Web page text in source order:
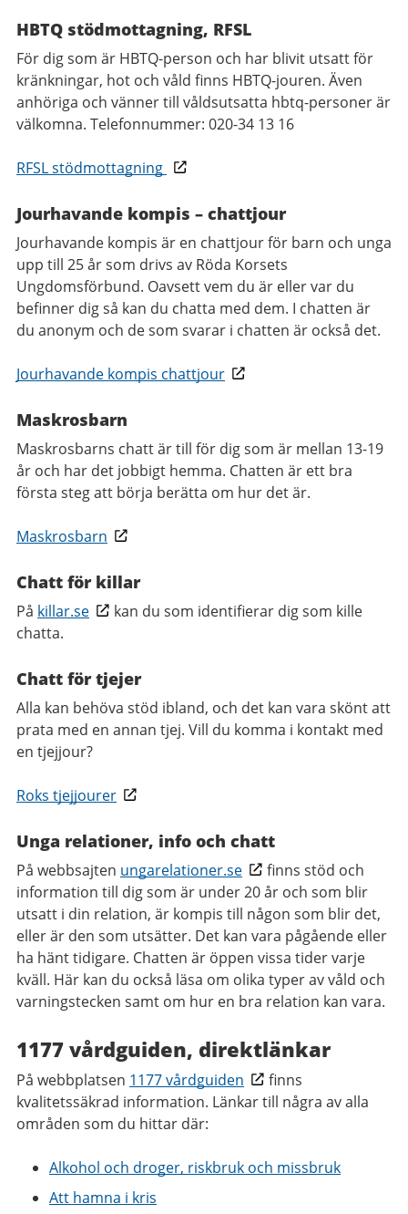
HBTQ stödmottagning, RFSL​
För dig som är HBTQ-person och har blivit utsatt för
kränkningar, hot och våld finns HBTQ-jouren. Även
anhöriga och vänner till våldsutsatta hbtq-personer är
välkomna. Telefonnummer: 020-34 13 16
RFSL stödmottagning
Jourhavande kompis – chattjour​
Jourhavande kompis är en chattjour för barn och unga
upp till 25 år som drivs av Röda Korsets
Ungdomsförbund. Oavsett vem du är eller var du
befinner dig så kan du chatta med dem. I chatten är
du anonym och de som svarar i chatten är också det.
Jourhavande kompis chattjour
Maskrosbarn
Maskrosbarns chatt är till för dig som är mellan 13-19
år och har det jobbigt hemma. Chatten är ett bra
första steg att börja berätta om hur det är.
Maskrosbarn
Chatt för killar
På killar.se
kan du som identifierar dig som kille
chatta.
Chatt för tjejer
Alla kan behöva stöd ibland, och det kan vara skönt att
prata med en annan tjej. Vill du komma i kontakt med
en tjejjour?
Roks tjejjourer
Unga relationer, info och chatt
På webbsajten ungarelationer.se
finns stöd och
information till dig som är under 20 år och som blir
utsatt i din relation, är kompis till någon som blir det,
eller är den som utsätter. Det kan vara pågående eller
ha hänt tidigare. Chatten är öppen vissa tider varje
kväll. Här kan du också läsa om olika typer av våld och
varningstecken samt om hur en bra relation kan vara.
1177 vårdguiden, direktlänkar
På webbplatsen 1177 vårdguiden
finns
kvalitetssäkrad information. Länkar till några av alla
områden som du hittar där:
Alkohol och droger, riskbruk och missbruk
Att hamna i kris